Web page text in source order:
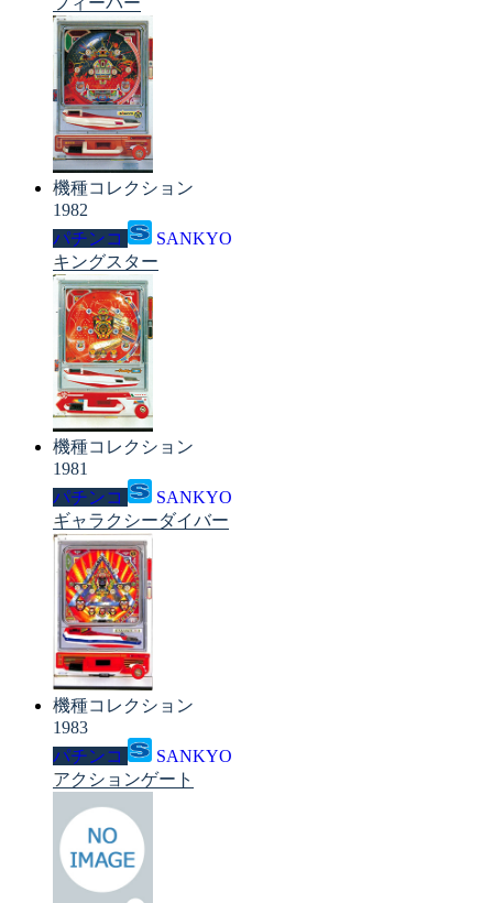
機種コレクション
1982
パチンコ
SANKYO
キングスター
機種コレクション
1981
パチンコ
SANKYO
ギャラクシーダイバー
機種コレクション
1983
パチンコ
SANKYO
アクションゲート